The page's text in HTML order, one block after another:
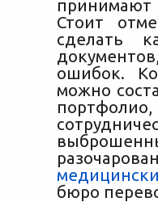
принимают
Стоит
сделать
ошибок.
можно
бюро